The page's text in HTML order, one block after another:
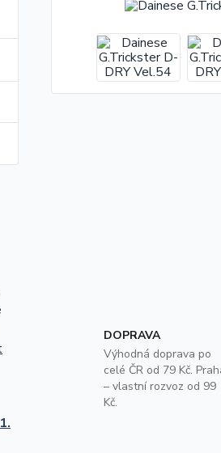
DOPRAVA
Výhodná doprava po
celé ČR od 79 Kč.
– vlastní rozvoz od 99
Kč.